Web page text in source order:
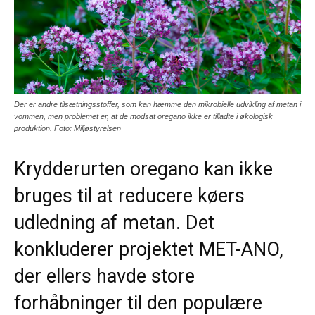
Der er andre tilsætningsstoffer, som kan hæmme den mikrobielle udvikling af metan i
vommen, men problemet er, at de modsat oregano ikke er tilladte i økologisk
produktion. Foto: Miljøstyrelsen
Krydderurten oregano kan ikke
bruges til at reducere køers
udledning af metan. Det
konkluderer projektet MET-ANO,
der ellers havde store
forhåbninger til den populære